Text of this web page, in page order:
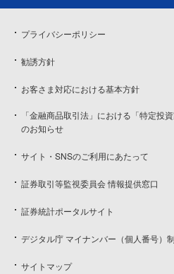
プライバシーポリシー
勧誘方針
お客さま対応における基本方針
「金融商品取引法」における「特定投
のお知らせ
サイト・SNSのご利用にあたって
証券取引等監視委員会 情報提供窓口
証券統計ポータルサイト
デジタル庁 マイナンバー（個人番号）
サイトマップ